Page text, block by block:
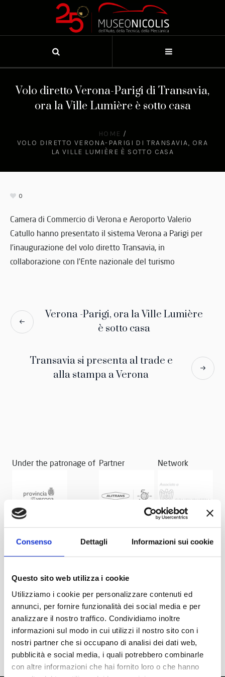
Consenso Dettagli Informazioni sui cookie
Questo sito web utilizza i cookie
Utilizziamo i cookie per personalizzare contenuti ed
annunci, per fornire funzionalità dei social media e per
analizzare il nostro traffico. Condividiamo inoltre
informazioni sul modo in cui utilizzi il nostro sito con i
nostri partner che si occupano di analisi dei dati web,
pubblicità e social media, i quali potrebbero combinarle
con altre informazioni che hai fornito loro o che hanno
Volo diretto Verona-Parigi di Transavia,
ora la Ville Lumière è sotto casa
HOME /
VOLO DIRETTO VERONA-PARIGI DI TRANSAVIA, ORA
LA VILLE LUMIÈRE È SOTTO CASA
0
Camera di Commercio di Verona e Aeroporto Valerio
Catullo hanno presentato il sistema Verona a Parigi per
l’inaugurazione del volo diretto Transavia, in
collaborazione con l’Ente nazionale del turismo
Verona -Parigi, ora la Ville Lumière
è sotto casa
Transavia si presenta al trade e
alla stampa a Verona
Under the patronage of Partner Network